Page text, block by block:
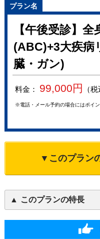
【午後受診】
(ABC)+3大疾病
臓・ガン)
料金： 99,000円 （税
※電話・メール予約の場合にはポイン
▼このプラン
このプランの特長